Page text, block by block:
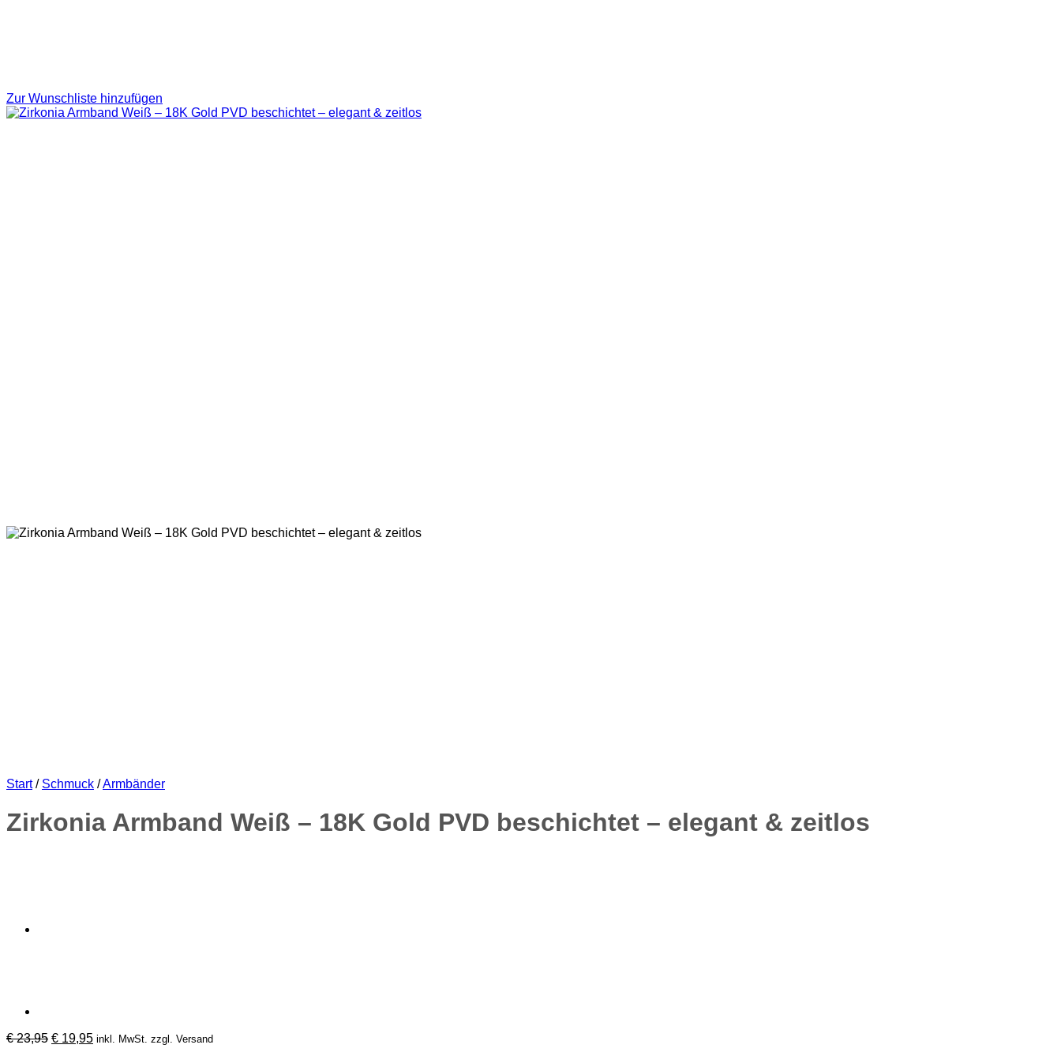
Zur Wunschliste hinzufügen
Start / Schmuck /Armbänder
Zirkonia Armband Weiß – 18K Gold PVD beschichtet – elegant & zeitlos
€23,95 Ursprünglicher
€ 19,95Aktueller
inkl. MwSt. zzgl. Versand